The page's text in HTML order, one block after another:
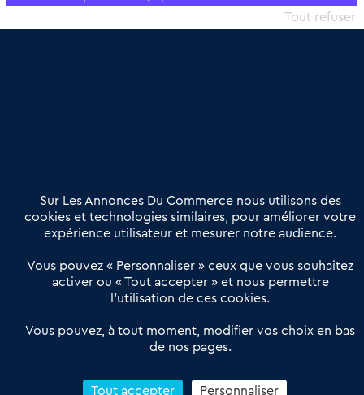
commercial et les collectivités territoriales, simple et intégrant
Offres Pro
Actualités
Qui sommes nous ?
Derniers articles
Réseau 3C : un partenaire national dédié aux transactions
Petitscommerces : Un partenariat au service du commerce de
proximité et des territoires
Reprendre un Restaurant Rapide
Sur Les Annonces Du Commerce nous utilisons des
cookies et technologies similaires, pour améliorer votre
expérience utilisateur et mesurer notre audience.
Vous pouvez « Personnaliser » ceux que vous souhaitez
activer ou « Tout accepter » et nous permettre
l’utilisation de ces cookies.
Vous pouvez, à tout moment, modifier vos choix en bas
de nos pages.
Tout accepter
Tout refuser
Personnaliser